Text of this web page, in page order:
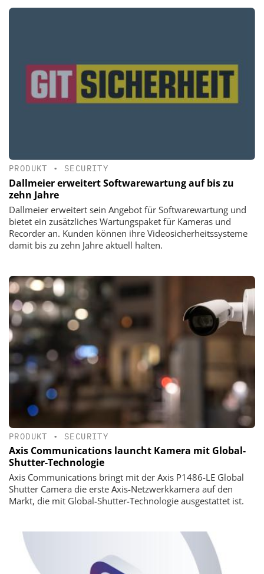
PRODUKT • SECURITY
Dallmeier erweitert Softwarewartung auf bis zu
zehn Jahre
Dallmeier erweitert sein Angebot für Softwarewartung und
bietet ein zusätzliches Wartungspaket für Kameras und
Recorder an. Kunden können ihre Videosicherheitssysteme
damit bis zu zehn Jahre aktuell halten.
PRODUKT • SECURITY
Axis Communications launcht Kamera mit Global-
Shutter-Technologie
Axis Communications bringt mit der Axis P1486-LE Global
Shutter Camera die erste Axis-Netzwerkkamera auf den
Markt, die mit Global-Shutter-Technologie ausgestattet ist.